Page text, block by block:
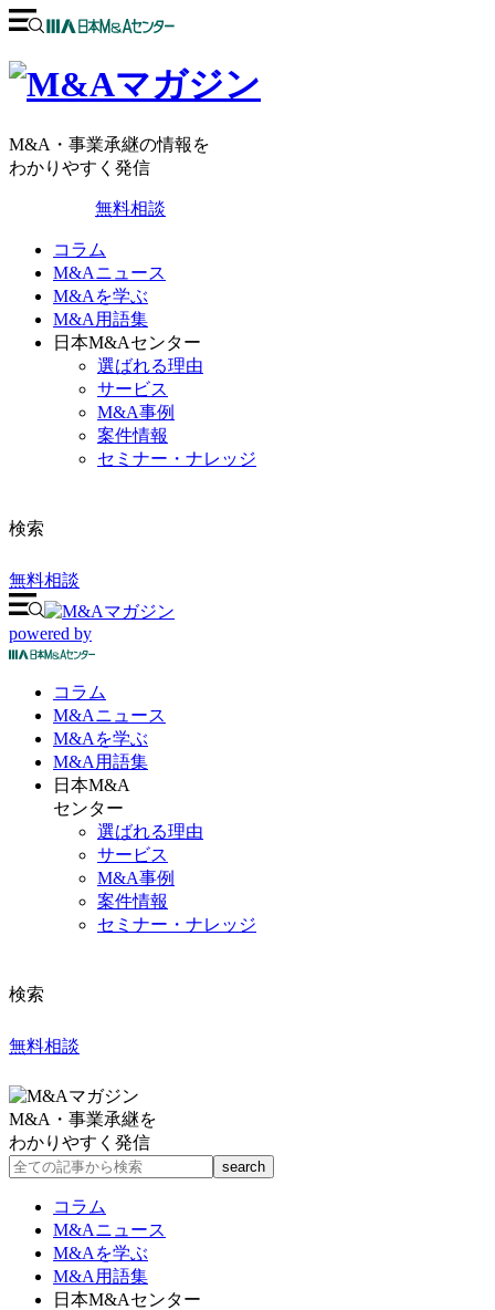
M&A・事業承継の情報を
わかりやすく発信
無料相談
コラム
M&Aニュース
M&Aを学ぶ
M&A用語集
日本M&Aセンター
選ばれる理由
サービス
M&A事例
案件情報
セミナー・ナレッジ
検索
無料相談
powered by
コラム
M&Aニュース
M&Aを学ぶ
M&A 用語集
日本M&A
センター
選ばれる理由
サービス
M&A事例
案件情報
セミナー・ナレッジ
検索
無料相談
M&A・事業承継を
わかりやすく発信
コラム
M&Aニュース
M&Aを学ぶ
M&A用語集
日本M&Aセンター